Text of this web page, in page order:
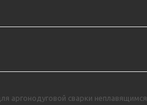
аргонодуговой сварки неплавящимся